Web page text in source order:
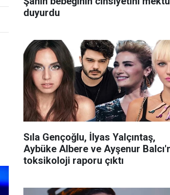
duyurdu
Sıla Gençoğlu, İlyas Yalçıntaş,
Aybüke Albere ve Ayşenur
toksikoloji raporu çıktı